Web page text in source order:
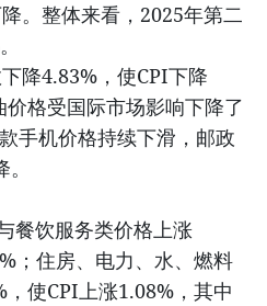
。整体来看，2025年第二
降4.83%，使CPI下降
格受国际市场影响下降了
手机价格持续下滑，邮政
餐饮服务类价格上涨
；住房、电力、水、燃料
使CPI上涨1.08%，其中